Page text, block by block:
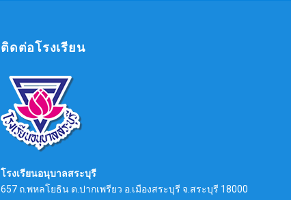
ติดต่อโรงเรียน
โรงเรียนอนุบาลสระบุรี
657 ถ.พหลโยธิน ต.ปากเพรียว อ.เมืองสระบุรี จ.สระบุรี 18000